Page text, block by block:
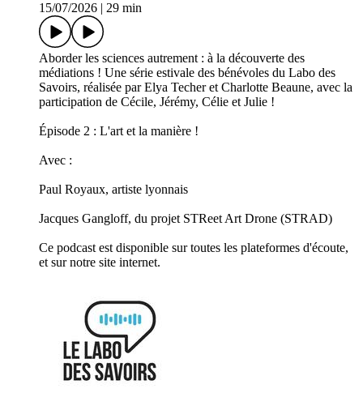
15/07/2026
29 min
Aborder les sciences autrement : à la découverte des
médiations ! Une série estivale des bénévoles du Labo des
Savoirs, réalisée par Elya Techer et Charlotte Beaune, avec la
participation de Cécile, Jérémy, Célie et Julie !
Épisode 2 : L'art et la manière !
Avec :
Paul Royaux, artiste lyonnais
Jacques Gangloff, du projet STReet Art Drone (STRAD)
Ce podcast est disponible sur toutes les plateformes d'écoute,
et sur notre site internet.